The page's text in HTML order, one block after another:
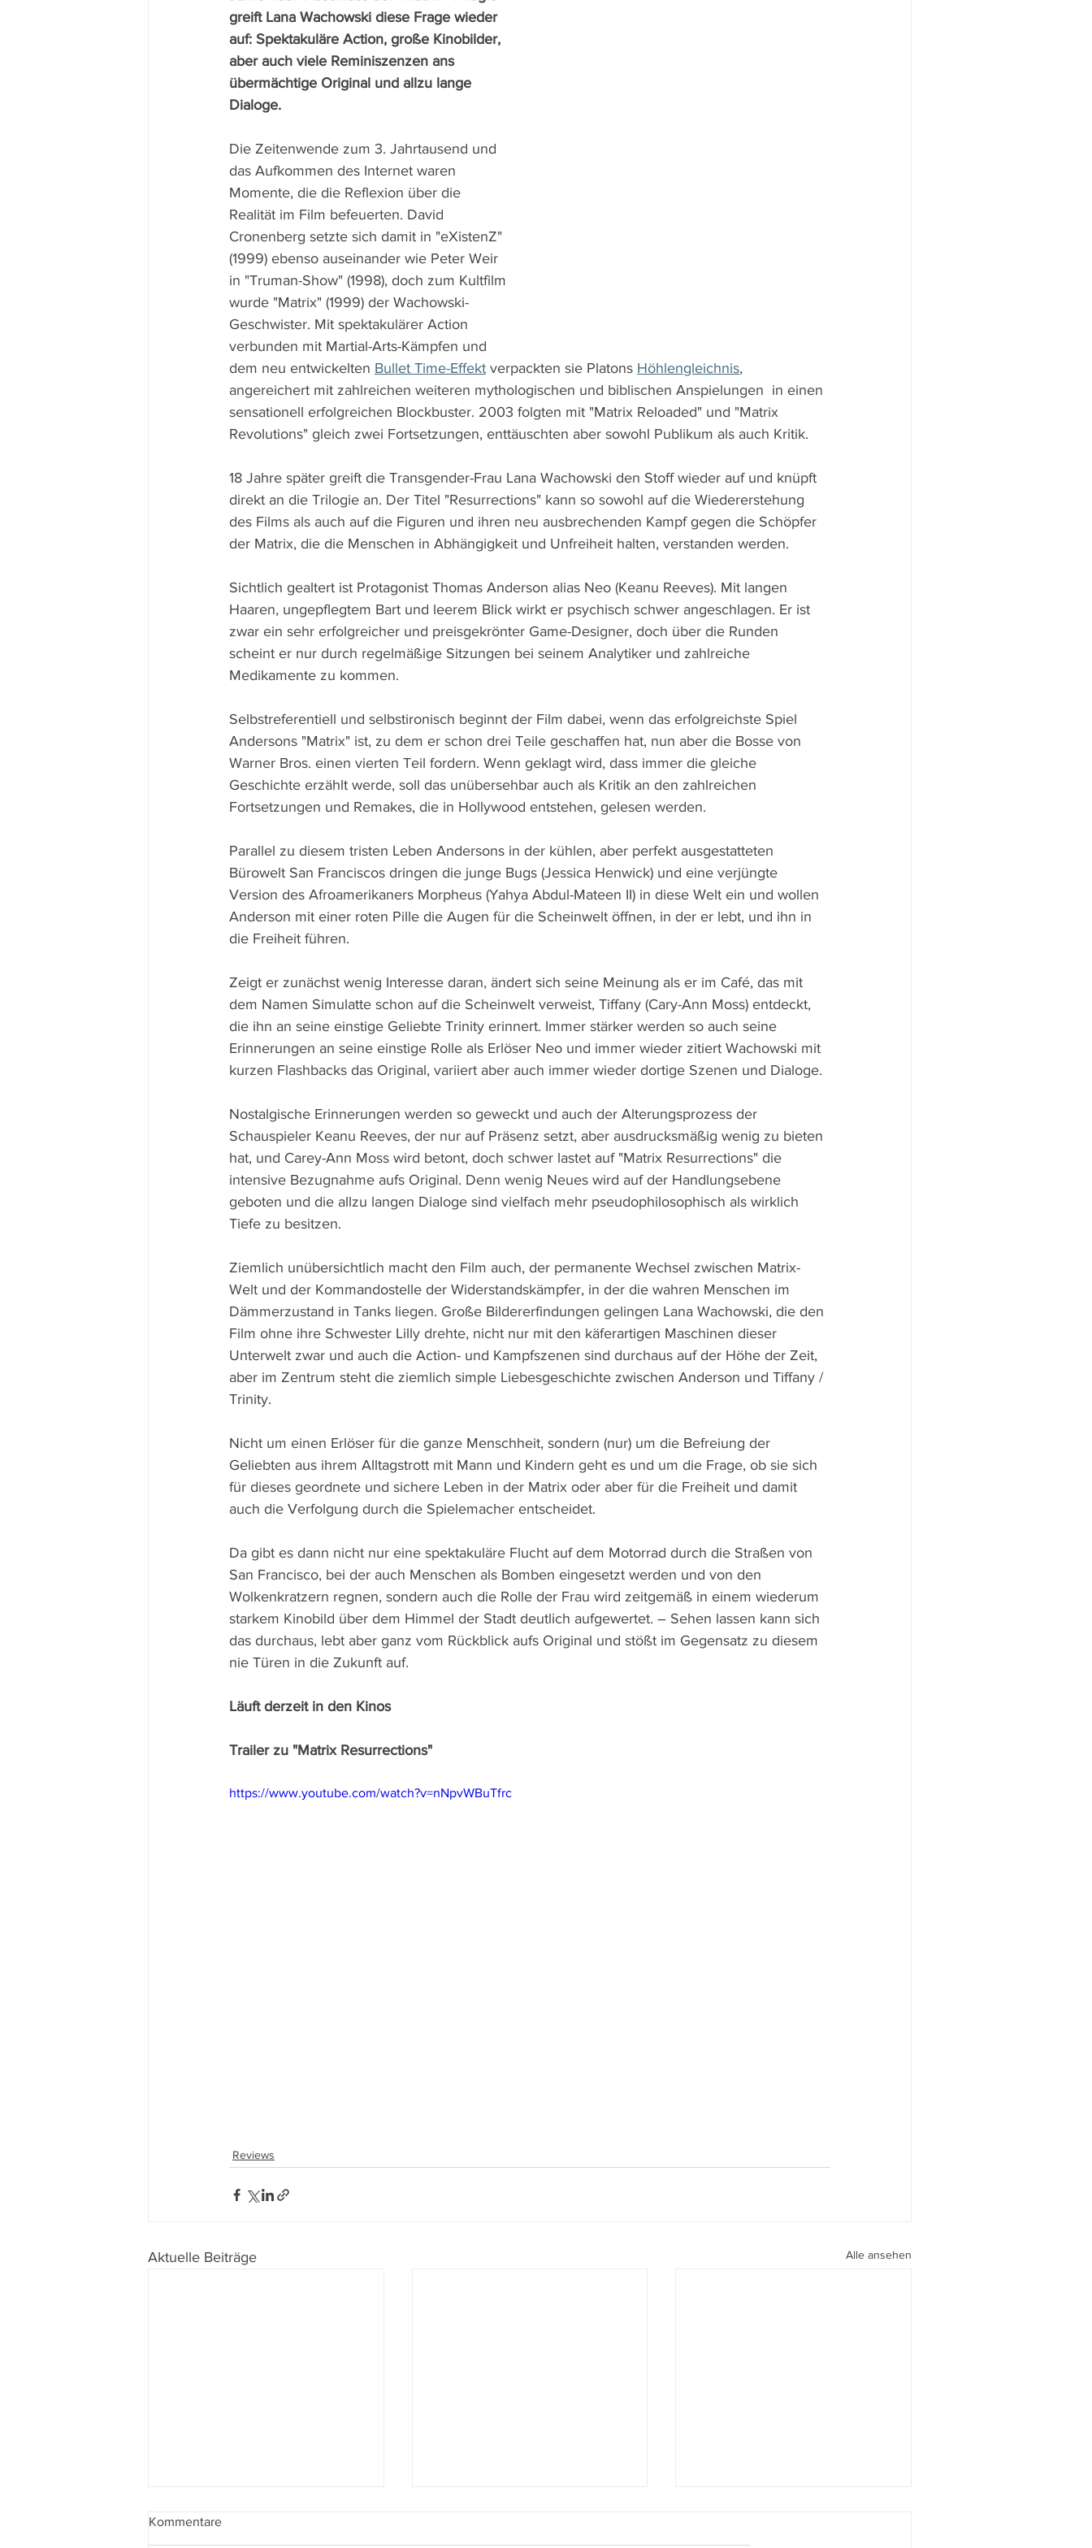
greift Lana Wachowski diese Frage wieder
auf: Spektakuläre Action, große Kinobilder,
aber auch viele Reminiszenzen ans
übermächtige Original und allzu lange
Dialoge.
Die Zeitenwende zum 3. Jahrtausend und
das Aufkommen des Internet waren
Momente, die die Reflexion über die
Realität im Film befeuerten. David
Cronenberg setzte sich damit in "eXistenZ"
(1999) ebenso auseinander wie Peter Weir
in "Truman-Show" (1998), doch zum Kultfilm
wurde "Matrix" (1999) der Wachowski-
Geschwister. Mit spektakulärer Action
verbunden mit Martial-Arts-Kämpfen und
dem neu entwickelten Bullet Time-Effekt verpackten sie Platons Höhlengleichnis,
angereichert mit zahlreichen weiteren mythologischen und biblischen Anspielungen  in einen
sensationell erfolgreichen Blockbuster. 2003 folgten mit "Matrix Reloaded" und "Matrix
Revolutions" gleich zwei Fortsetzungen, enttäuschten aber sowohl Publikum als auch Kritik.
18 Jahre später greift die Transgender-Frau Lana Wachowski den Stoff wieder auf und knüpft
direkt an die Trilogie an. Der Titel "Resurrections" kann so sowohl auf die Wiedererstehung
des Films als auch auf die Figuren und ihren neu ausbrechenden Kampf gegen die Schöpfer
der Matrix, die die Menschen in Abhängigkeit und Unfreiheit halten, verstanden werden.
Sichtlich gealtert ist Protagonist Thomas Anderson alias Neo (Keanu Reeves). Mit langen
Haaren, ungepflegtem Bart und leerem Blick wirkt er psychisch schwer angeschlagen. Er ist
zwar ein sehr erfolgreicher und preisgekrönter Game-Designer, doch über die Runden
scheint er nur durch regelmäßige Sitzungen bei seinem Analytiker und zahlreiche
Medikamente zu kommen.
Selbstreferentiell und selbstironisch beginnt der Film dabei, wenn das erfolgreichste Spiel
Andersons "Matrix" ist, zu dem er schon drei Teile geschaffen hat, nun aber die Bosse von
Warner Bros. einen vierten Teil fordern. Wenn geklagt wird, dass immer die gleiche
Geschichte erzählt werde, soll das unübersehbar auch als Kritik an den zahlreichen
Fortsetzungen und Remakes, die in Hollywood entstehen, gelesen werden.
Parallel zu diesem tristen Leben Andersons in der kühlen, aber perfekt ausgestatteten
Bürowelt San Franciscos dringen die junge Bugs (Jessica Henwick) und eine verjüngte
Version des Afroamerikaners Morpheus (Yahya Abdul-Mateen II) in diese Welt ein und wollen
Anderson mit einer roten Pille die Augen für die Scheinwelt öffnen, in der er lebt, und ihn in
die Freiheit führen.
Zeigt er zunächst wenig Interesse daran, ändert sich seine Meinung als er im Café, das mit
dem Namen Simulatte schon auf die Scheinwelt verweist, Tiffany (Cary-Ann Moss) entdeckt,
die ihn an seine einstige Geliebte Trinity erinnert. Immer stärker werden so auch seine
Erinnerungen an seine einstige Rolle als Erlöser Neo und immer wieder zitiert Wachowski mit
kurzen Flashbacks das Original, variiert aber auch immer wieder dortige Szenen und Dialoge.
Nostalgische Erinnerungen werden so geweckt und auch der Alterungsprozess der
Schauspieler Keanu Reeves, der nur auf Präsenz setzt, aber ausdrucksmäßig wenig zu bieten
hat, und Carey-Ann Moss wird betont, doch schwer lastet auf "Matrix Resurrections" die
intensive Bezugnahme aufs Original. Denn wenig Neues wird auf der Handlungsebene
geboten und die allzu langen Dialoge sind vielfach mehr pseudophilosophisch als wirklich
Tiefe zu besitzen.
Ziemlich unübersichtlich macht den Film auch, der permanente Wechsel zwischen Matrix-
Welt und der Kommandostelle der Widerstandskämpfer, in der die wahren Menschen im
Dämmerzustand in Tanks liegen. Große Bildererfindungen gelingen Lana Wachowski, die den
Film ohne ihre Schwester Lilly drehte, nicht nur mit den käferartigen Maschinen dieser
Unterwelt zwar und auch die Action- und Kampfszenen sind durchaus auf der Höhe der Zeit,
aber im Zentrum steht die ziemlich simple Liebesgeschichte zwischen Anderson und Tiffany /
Trinity.
Nicht um einen Erlöser für die ganze Menschheit, sondern (nur) um die Befreiung der
Geliebten aus ihrem Alltagstrott mit Mann und Kindern geht es und um die Frage, ob sie sich
für dieses geordnete und sichere Leben in der Matrix oder aber für die Freiheit und damit
auch die Verfolgung durch die Spielemacher entscheidet.
Da gibt es dann nicht nur eine spektakuläre Flucht auf dem Motorrad durch die Straßen von
San Francisco, bei der auch Menschen als Bomben eingesetzt werden und von den
Wolkenkratzern regnen, sondern auch die Rolle der Frau wird zeitgemäß in einem wiederum
starkem Kinobild über dem Himmel der Stadt deutlich aufgewertet. – Sehen lassen kann sich
das durchaus, lebt aber ganz vom Rückblick aufs Original und stößt im Gegensatz zu diesem
nie Türen in die Zukunft auf.
Läuft derzeit in den Kinos
Trailer zu "Matrix Resurrections"
https://www.youtube.com/watch?v=nNpvWBuTfrc
Reviews
Aktuelle Beiträge Alle ansehen
Kommentare